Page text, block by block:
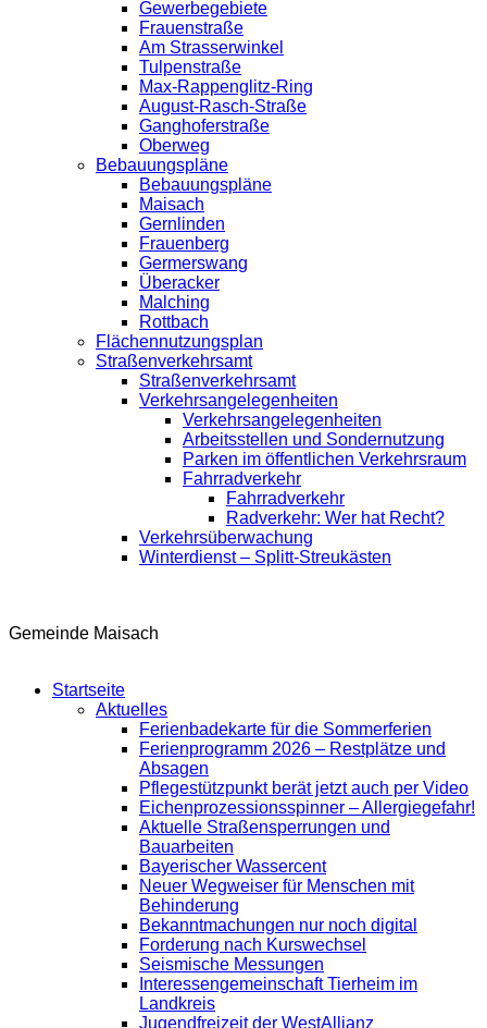
Gewerbegebiete
Frauenstraße
Am Strasserwinkel
Tulpenstraße
Max-Rappenglitz-Ring
August-Rasch-Straße
Ganghoferstraße
Oberweg
Bebauungspläne
Bebauungspläne
Maisach
Gernlinden
Frauenberg
Germerswang
Überacker
Malching
Rottbach
Flächennutzungsplan
Straßenverkehrsamt
Straßenverkehrsamt
Verkehrsangelegenheiten
Verkehrsangelegenheiten
Arbeitsstellen und Sondernutzung
Parken im öffentlichen Verkehrsraum
Fahrradverkehr
Fahrradverkehr
Radverkehr: Wer hat Recht?
Verkehrsüberwachung
Winterdienst – Splitt-Streukästen
Gemeinde Maisach
Startseite
Aktuelles
Ferienbadekarte für die Sommerferien
Ferienprogramm 2026 – Restplätze und
Absagen
Pflegestützpunkt berät jetzt auch per Video
Eichenprozessionsspinner – Allergiegefahr!
Aktuelle Straßensperrungen und
Bauarbeiten
Bayerischer Wassercent
Neuer Wegweiser für Menschen mit
Behinderung
Bekanntmachungen nur noch digital
Forderung nach Kurswechsel
Seismische Messungen
Interessengemeinschaft Tierheim im
Landkreis
Jugendfreizeit der WestAllianz